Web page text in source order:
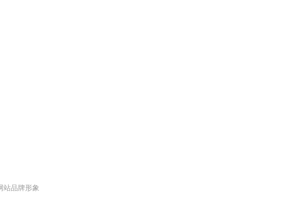
站品牌形象